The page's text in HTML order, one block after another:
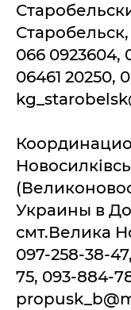
066 0923604,
06461 20250,
Украины в
смт.Велика
097-258-38-
75, 093-884-